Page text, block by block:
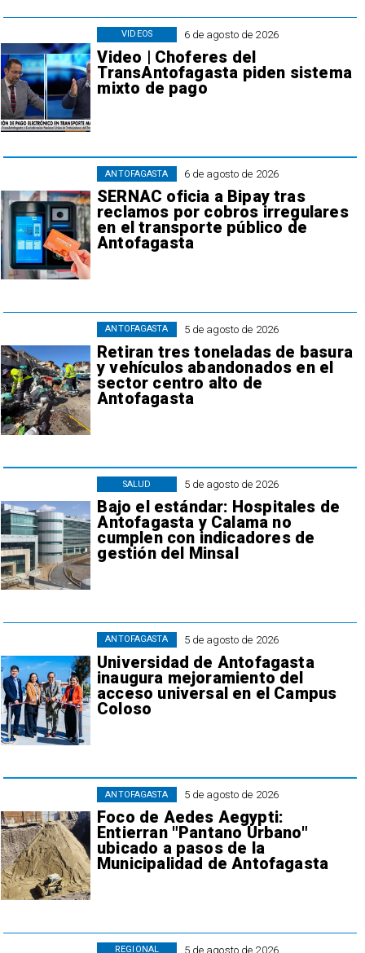
6 de agosto de 2026
Video | Choferes del
TransAntofagasta piden sistema
mixto de pago
VIDEOS
6 de agosto de 2026
SERNAC oficia a Bipay tras
reclamos por cobros irregulares
en el transporte público de
Antofagasta
ANTOFAGASTA
5 de agosto de 2026
Retiran tres toneladas de basura
y vehículos abandonados en el
sector centro alto de
Antofagasta
ANTOFAGASTA
5 de agosto de 2026
Bajo el estándar: Hospitales de
Antofagasta y Calama no
cumplen con indicadores de
gestión del Minsal
SALUD
5 de agosto de 2026
Universidad de Antofagasta
inaugura mejoramiento del
acceso universal en el Campus
Coloso
ANTOFAGASTA
5 de agosto de 2026
Foco de Aedes Aegypti:
Entierran "Pantano Urbano"
ubicado a pasos de la
Municipalidad de Antofagasta
ANTOFAGASTA
5 de agosto de 2026
REGIONAL